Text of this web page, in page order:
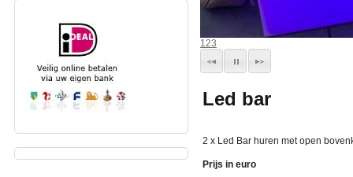
123
Led bar
2 x Led Bar huren met open
Prijs in euro